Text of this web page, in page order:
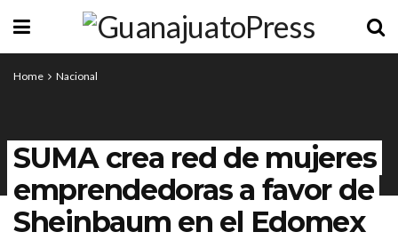
Home Nacional
SUMA crea red de mujeres
emprendedoras a favor de
Sheinbaum en el Edomex